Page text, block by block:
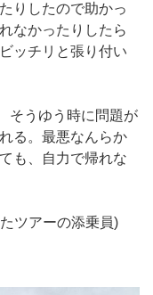
りしたので助かっ
なかったりしたら
ッチリと張り付い
そうゆう時に問題が
る。最悪なんらか
も、自力で帰れな
ツアーの添乗員)